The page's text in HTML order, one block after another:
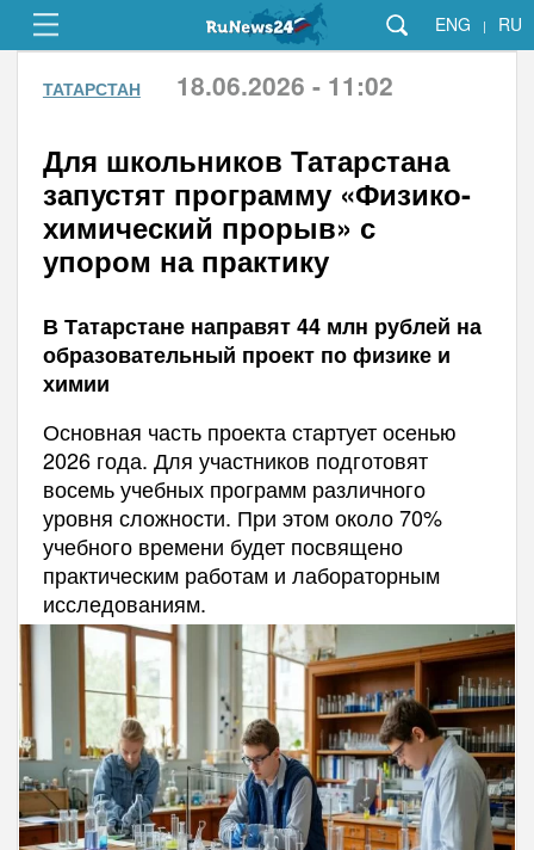
ENG | RU
ТАТАРСТАН 18.06.2026 - 11:02
Для школьников Татарстана
запустят программу «Физико-
химический прорыв» с
упором на практику
В Татарстане направят 44 млн рублей на
образовательный проект по физике и
химии
Основная часть проекта стартует осенью
2026 года. Для участников подготовят
восемь учебных программ различного
уровня сложности. При этом около 70%
учебного времени будет посвящено
практическим работам и лабораторным
исследованиям.